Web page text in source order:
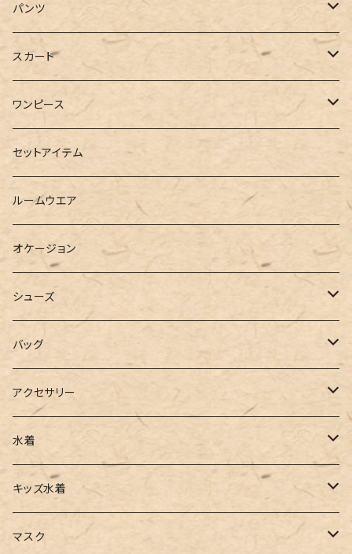
ジャケット
ブルゾン
ロングシャツ
ダウンジャケット
ベスト
Tシャツ
カットソー
半袖
スウェット・パーカー
ニット
シャツ
ブラウス
カーディガン
ポロシャツ
ベスト
チュニック
タンクトップ
キャミソール
パンツ
デニム
スキニー
ショートパンツ
ハーフパンツ
スウェット
ジャージ
スラックス
ワイドパンツ
カーゴパンツ
サロペット
ガウチョ
スカート
ロング
ミニ
その他
ワンピース
シャツワンピース
スウェットワンピース
パーカーワンピース
ニットワンピース
キャミワンピース
サロペット
オールインワン
セットアイテム
ルームウエア
オケージョン
シューズ
ブーツ
パンプス
サンダル
スニーカー
フラットシューズ
バッグ
トートバッグ
ショルダー
バックパック
カゴバッグ
アクセサリー
その他
水着
ワンピース
ビキニ
キッズ水着
女の子
マスク